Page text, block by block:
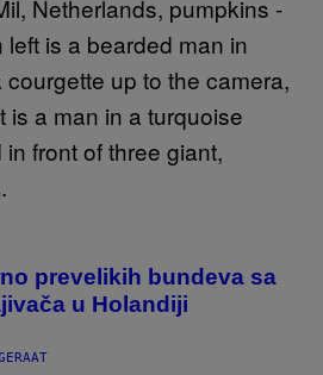
prevelikih bundeva sa
u Holandiji